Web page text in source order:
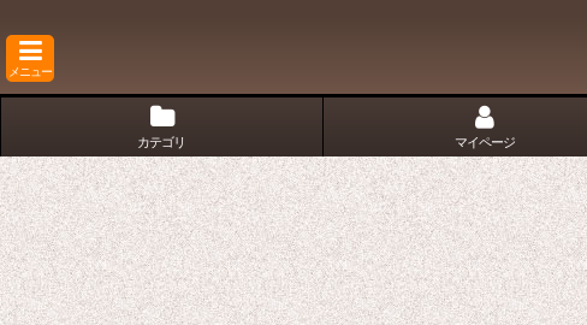
メニュー
カテゴリ マイページ